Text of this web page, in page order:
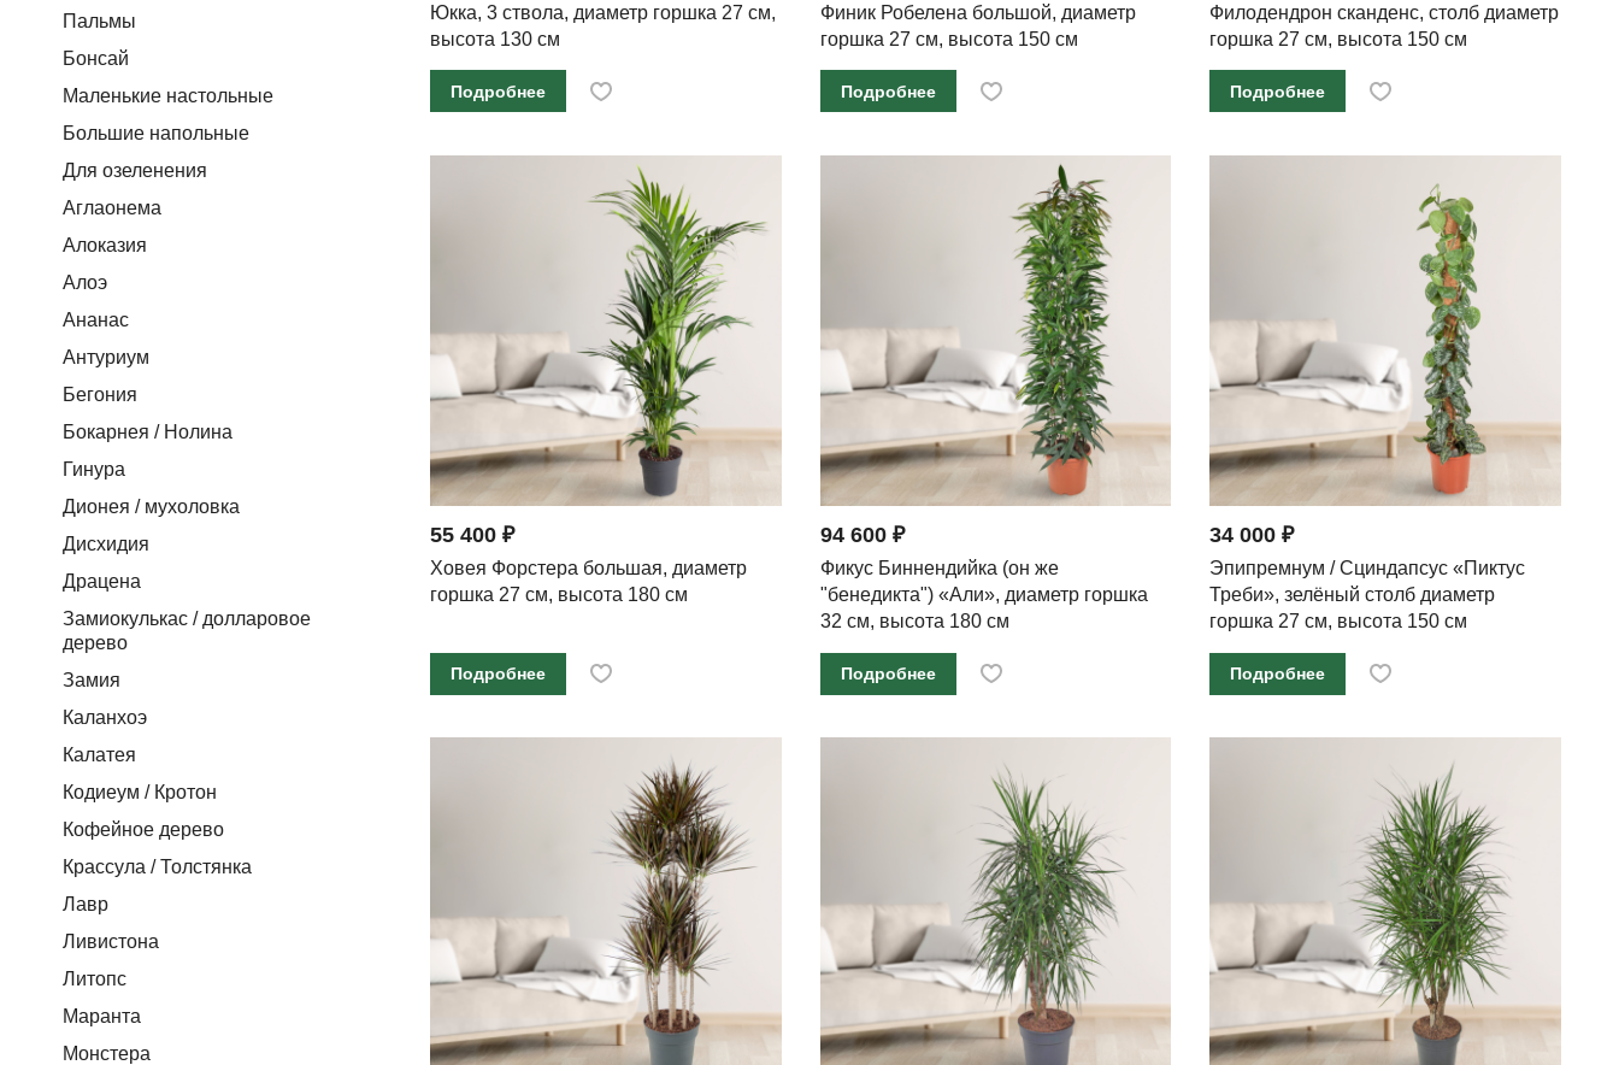
Юкка, 3 ствола, диаметр горшка 27 см,
высота 130 см
Подробнее
Финик Робелена большой, диаметр
горшка 27 см, высота 150 см
Подробнее
Филодендрон сканденс, столб диаметр
горшка 27 см, высота 150 см
Подробнее
55 400 ₽
Ховея Форстера большая, диаметр
горшка 27 см, высота 180 см
Подробнее
94 600 ₽
Фикус Биннендийка (он же
"бенедикта") «Али», диаметр горшка
32 см, высота 180 см
Подробнее
34 000 ₽
Эпипремнум / Сциндапсус «Пиктус
Треби», зелёный столб диаметр
горшка 27 см, высота 150 см
Подробнее
Пальмы
Бонсай
Маленькие настольные
Большие напольные
Для озеленения
Аглаонема
Алоказия
Алоэ
Ананас
Антуриум
Бегония
Бокарнея / Нолина
Гинура
Дионея / мухоловка
Дисхидия
Драцена
Замиокулькас / долларовое
дерево
Замия
Каланхоэ
Калатея
Кодиеум / Кротон
Кофейное дерево
Крассула / Толстянка
Лавр
Ливистона
Литопс
Маранта
Монстера